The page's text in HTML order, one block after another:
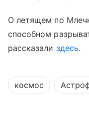
О летящем по
способном
рассказали здесь.
космос